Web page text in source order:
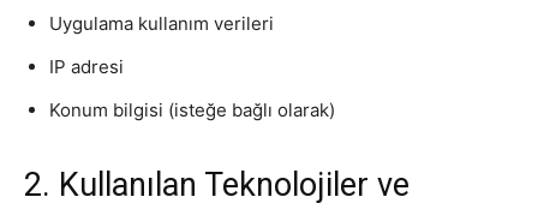
Uygulama kullanım verileri
IP adresi
Konum bilgisi (isteğe bağlı olarak)
2. Kullanılan Teknolojiler ve